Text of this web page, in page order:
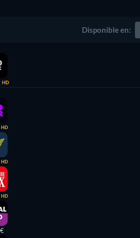
Disponible en:
HD
HD
HD
HD